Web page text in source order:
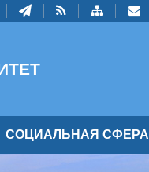
СОЦИАЛЬНАЯ СФЕРА